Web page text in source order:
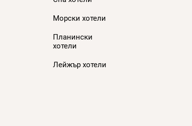
Морски хотели
Планински
хотели
Лейжър хотели